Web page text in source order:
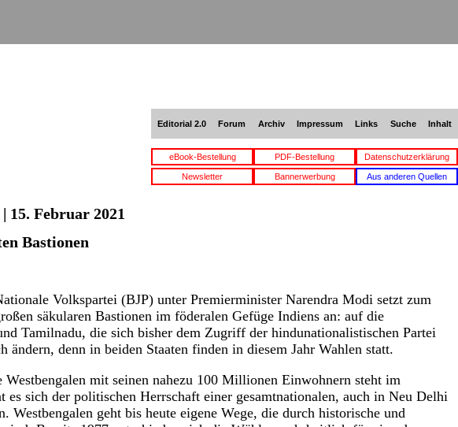
Editorial 2.0 Forum Archiv Impressum Links Suche Inhalt
eBook-Bestellung PDF-Bestellung Datenschutzerklärung
Newsletter Bannerwerbung Aus anderen Quellen
15. Februar 2021
Bastionen
Volkspartei (BJP) unter Premierminister Narendra Modi setzt zum
säkularen Bastionen im föderalen Gefüge Indiens an: auf die
Tamilnadu, die sich bisher dem Zugriff der hindunationalistischen Partei
ändern, denn in beiden Staaten finden in diesem Jahr Wahlen statt.
Westbengalen mit seinen nahezu 100 Millionen Einwohnern steht im
es sich der politischen Herrschaft einer gesamtnationalen, auch in Neu Delhi
Westbengalen geht bis heute eigene Wege, die durch historische und